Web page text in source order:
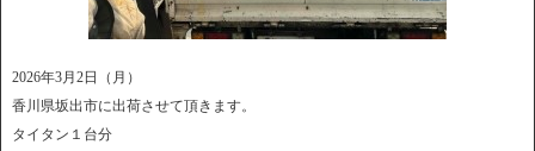
2026年3月2日（月）
香川県坂出市に出荷させて頂きます。
タイタン１台分